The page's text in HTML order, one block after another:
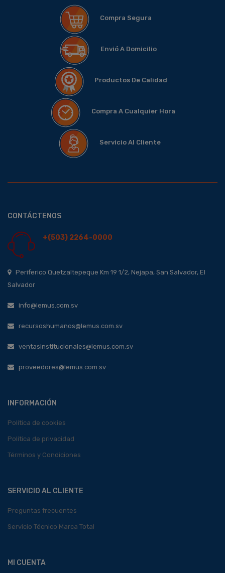
Compra Segura
Envió A Domicilio
Productos De Calidad
Compra A Cualquier Hora
Servicio Al Cliente
CONTÁCTENOS
+(503) 2264-0000
Periferico Quetzaltepeque Km 19 1/2, Nejapa, San Salvador, El
Salvador
info@lemus.com.sv
recursoshumanos@lemus.com.sv
ventasinstitucionales@lemus.com.sv
proveedores@lemus.com.sv
INFORMACIÓN
Política de cookies
Política de privacidad
Términos y Condiciones
SERVICIO AL CLIENTE
Preguntas frecuentes
Servicio Técnico Marca Total
MI CUENTA